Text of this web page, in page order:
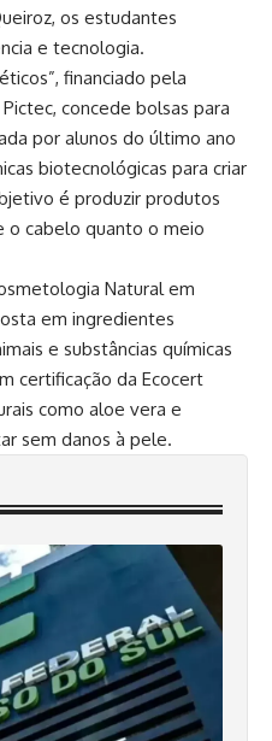
os estudantes
e tecnologia.
financiado pela
concede bolsas para
por alunos do último ano
biotecnológicas para criar
é produzir produtos
o cabelo quanto o meio
Natural em
em ingredientes
e substâncias químicas
certificação da Ecocert
como aloe vera e
sem danos à pele.